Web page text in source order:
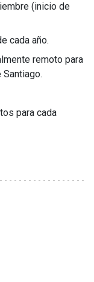
(inicio de
cada año.
remoto para
para cada